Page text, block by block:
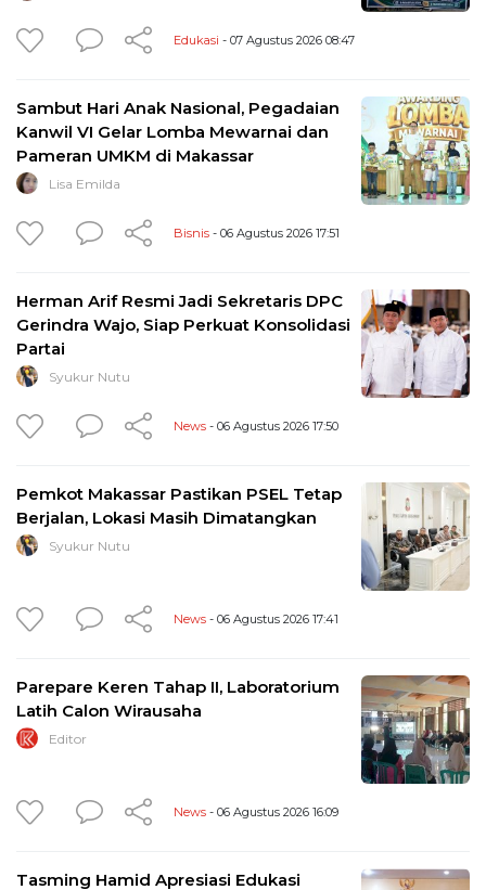
Edukasi - 07 Agustus 2026 08:47
Sambut Hari Anak Nasional, Pegadaian
Kanwil VI Gelar Lomba Mewarnai dan
Pameran UMKM di Makassar
Lisa Emilda
Bisnis - 06 Agustus 2026 17:51
Herman Arif Resmi Jadi Sekretaris DPC
Gerindra Wajo, Siap Perkuat Konsolidasi
Partai
Syukur Nutu
News - 06 Agustus 2026 17:50
Pemkot Makassar Pastikan PSEL Tetap
Berjalan, Lokasi Masih Dimatangkan
Syukur Nutu
News - 06 Agustus 2026 17:41
Parepare Keren Tahap II, Laboratorium
Latih Calon Wirausaha
Editor
News - 06 Agustus 2026 16:09
Tasming Hamid Apresiasi Edukasi